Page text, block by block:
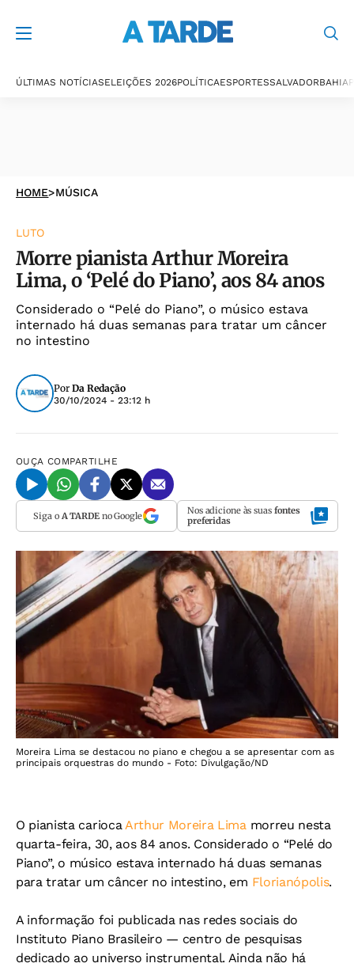
ÚLTIMAS NOTÍCIASELEIÇÕES 2026POLÍTICAESPORTESSALVADORBAHIA
HOME>MÚSICA
LUTO
Morre pianista Arthur Moreira
Lima, o ‘Pelé do Piano’, aos 84 anos
Considerado o “Pelé do Piano”, o músico estava
internado há duas semanas para tratar um câncer
no intestino
Por Da Redação
30/10/2024 - 23:12 h
OUÇA COMPARTILHE
Siga o A TARDEno Google Nos adicione às suas fontes
preferidas
Moreira Lima se destacou no piano e chegou a se apresentar com as
principais orquestras do mundo - Foto: Divulgação/ND
O pianista cariocaArthur Moreira Limamorreu nesta
quarta-feira, 30, aos 84 anos. Considerado o “Pelé do
Piano”, o músico estava internado há duas semanas
para tratar um câncer no intestino, em Florianópolis.
A informação foi publicada nas redes sociais do
Instituto Piano Brasileiro — centro de pesquisas
dedicado ao universo instrumental. Ainda não há